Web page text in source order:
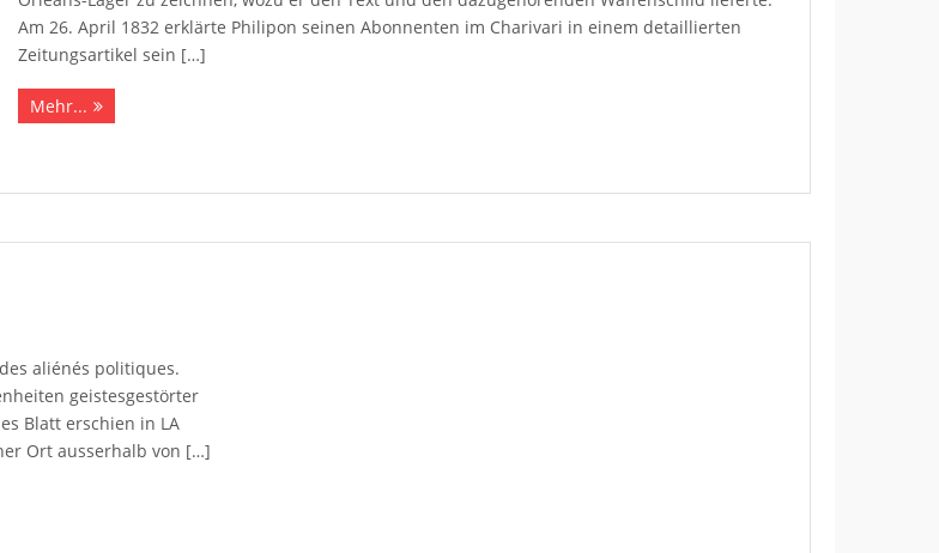
Am 26. April 1832 erklärte Philipon seinen Abonnenten im Charivari in einem detaillierten
Zeitungsartikel sein […]
Mehr...
aliénés politiques.
geistesgestörter
Blatt erschien in LA
Ort ausserhalb von […]